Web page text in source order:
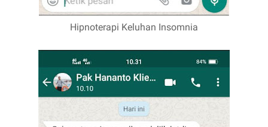
Hipnoterapi Keluhan Insomnia